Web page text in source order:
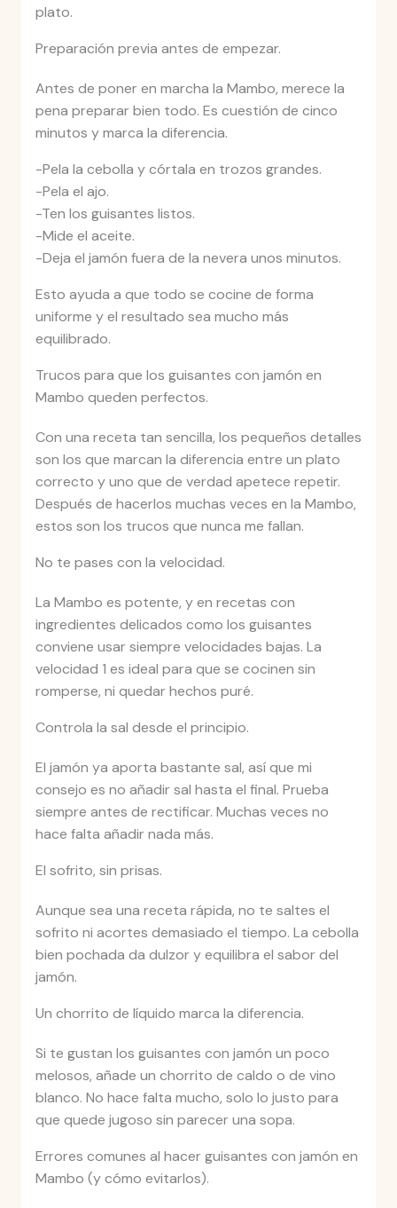
plato.
Preparación previa antes de empezar.
Antes de poner en marcha la Mambo, merece la
pena preparar bien todo. Es cuestión de cinco
minutos y marca la diferencia.
-Pela la cebolla y córtala en trozos grandes.
-Pela el ajo.
-Ten los guisantes listos.
-Mide el aceite.
-Deja el jamón fuera de la nevera unos minutos.
Esto ayuda a que todo se cocine de forma
uniforme y el resultado sea mucho más
equilibrado.
Trucos para que los guisantes con jamón en
Mambo queden perfectos.
Con una receta tan sencilla, los pequeños detalles
son los que marcan la diferencia entre un plato
correcto y uno que de verdad apetece repetir.
Después de hacerlos muchas veces en la Mambo,
estos son los trucos que nunca me fallan.
No te pases con la velocidad.
La Mambo es potente, y en recetas con
ingredientes delicados como los guisantes
conviene usar siempre velocidades bajas. La
velocidad 1 es ideal para que se cocinen sin
romperse, ni quedar hechos puré.
Controla la sal desde el principio.
El jamón ya aporta bastante sal, así que mi
consejo es no añadir sal hasta el final. Prueba
siempre antes de rectificar. Muchas veces no
hace falta añadir nada más.
El sofrito, sin prisas.
Aunque sea una receta rápida, no te saltes el
sofrito ni acortes demasiado el tiempo. La cebolla
bien pochada da dulzor y equilibra el sabor del
jamón.
Un chorrito de líquido marca la diferencia.
Si te gustan los guisantes con jamón un poco
melosos, añade un chorrito de caldo o de vino
blanco. No hace falta mucho, solo lo justo para
que quede jugoso sin parecer una sopa.
Errores comunes al hacer guisantes con jamón en
Mambo (y cómo evitarlos).